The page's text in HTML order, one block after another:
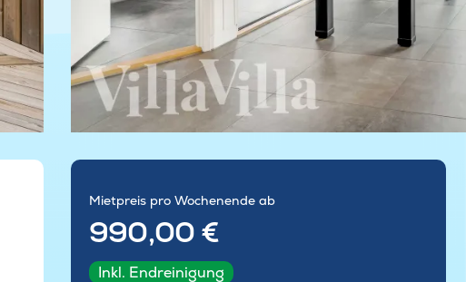
Mietpreis pro Wochenende ab
990,00 €
Inkl. Endreinigung